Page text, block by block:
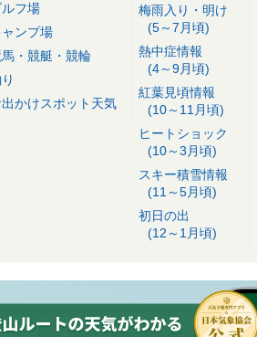
ルフ場
ャンプ場
・競艇・競輪
出かけスポット天気
梅雨入り・明け
(5～7月頃)
熱中症情報
(4～9月頃)
紅葉見頃情報
(10～11月頃)
ヒートショック
(10～3月頃)
スキー積雪情報
(11～5月頃)
初日の出
(12～1月頃)